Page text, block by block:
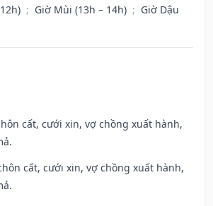
; Giờ Mùi (13h – 14h) ; Giờ Dậu
cất, cưới xin, vợ chồng xuất hành,
cất, cưới xin, vợ chồng xuất hành,